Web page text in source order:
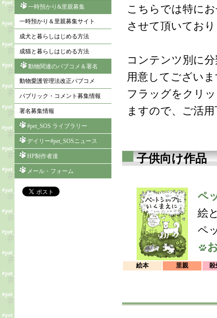
こちらでは特に
させて頂いてお
コンテンツ別に
用意してござい
フラッグをクリ
ますので、ご活
子供向け作品
ペ
絵
ペ
絵本 里親 殺
一時預かり&里親募集
一時預かり＆里親募集サイト
成犬と暮らしはじめる方法
成猫と暮らしはじめる方法
動物関連のパブコメ＆署名
動物愛護管理法改正パブコメ
パブリック・コメント募集情報
署名募集情報
#pet_SOS ライブラリー
デイリー#pet_SOSニュース
HP制作者達
メール・フォーム